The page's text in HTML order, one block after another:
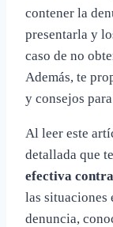
contener la
presentarla y
caso de no
Además, te
y consejos
Al leer este
detallada que
efectiva
las situaciones
denuncia,